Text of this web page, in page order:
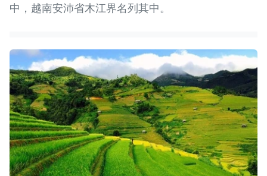
中，越南安沛省木江界名列其中。